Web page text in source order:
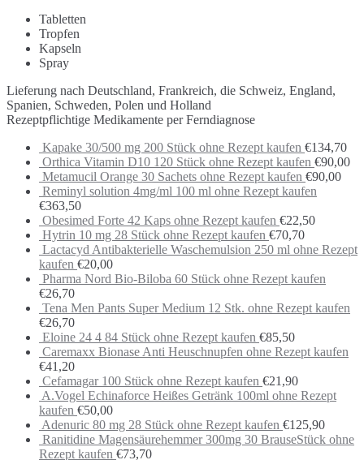
Tabletten
Tropfen
Kapseln
Spray
Lieferung nach Deutschland, Frankreich, die Schweiz, England,
Spanien, Schweden, Polen und Holland
Rezeptpflichtige Medikamente per Ferndiagnose
Kapake 30/500 mg 200 Stück ohne Rezept kaufen €134,70
Orthica Vitamin D10 120 Stück ohne Rezept kaufen €90,00
Metamucil Orange 30 Sachets ohne Rezept kaufen €90,00
Reminyl solution 4mg/ml 100 ml ohne Rezept kaufen
€363,50
Obesimed Forte 42 Kaps ohne Rezept kaufen €22,50
Hytrin 10 mg 28 Stück ohne Rezept kaufen €70,70
Lactacyd Antibakterielle Waschemulsion 250 ml ohne Rezept
kaufen €20,00
Pharma Nord Bio-Biloba 60 Stück ohne Rezept kaufen
€26,70
Tena Men Pants Super Medium 12 Stk. ohne Rezept kaufen
€26,70
Eloine 24 4 84 Stück ohne Rezept kaufen €85,50
Caremaxx Bionase Anti Heuschnupfen ohne Rezept kaufen
€41,20
Cefamagar 100 Stück ohne Rezept kaufen €21,90
A.Vogel Echinaforce Heißes Getränk 100ml ohne Rezept
kaufen €50,00
Adenuric 80 mg 28 Stück ohne Rezept kaufen €125,90
Ranitidine Magensäurehemmer 300mg 30 BrauseStück ohne
Rezept kaufen €73,70